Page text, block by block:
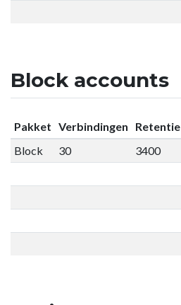
Block accounts
Pakket Verbindingen Retentie
Block
30 3400